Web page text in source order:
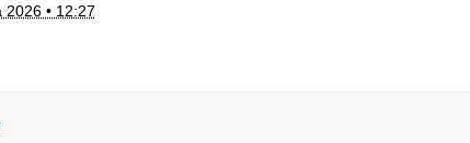
2026 • 12:27